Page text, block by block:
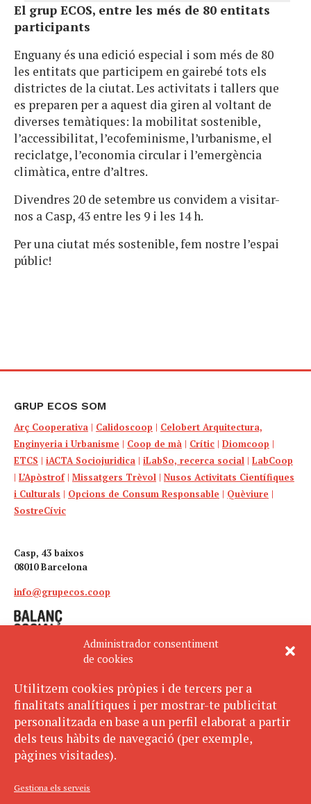
Administrador consentiment
de cookies
Utilitzem cookies pròpies i de tercers per a
finalitats analítiques i per mostrar-te publicitat
personalitzada en base a un perfil elaborat a partir
dels teus hàbits de navegació (per exemple,
pàgines visitades).
Gestiona els serveis
El grup ECOS, entre les més de 80 entitats
participants
Enguany és una edició especial i som més de 80
les entitats que participem en gairebé tots els
districtes de la ciutat. Les activitats i tallers que
es preparen per a aquest dia giren al voltant de
diverses temàtiques: la mobilitat sostenible,
l’accessibilitat, l’ecofeminisme, l’urbanisme, el
reciclatge, l’economia circular i l’emergència
climàtica, entre d’altres.
Divendres 20 de setembre us convidem a visitar-
nos a Casp, 43 entre les 9 i les 14 h.
Per una ciutat més sostenible, fem nostre l’espai
públic!
GRUP ECOS SOM
Arç Cooperativa | Calidoscoop | Celobert Arquitectura,
Enginyeria i Urbanisme | Coop de mà | Crític | Diomcoop |
ETCS | iACTA Sociojuridica | iLabSo, recerca social | LabCoop
| L’Apòstrof| Missatgers Trèvol | Nusos Activitats Científiques
i Culturals | Opcions de Consum Responsable | Quèviure |
SostreCívic
Casp, 43 baixos
08010 Barcelona
info@grupecos.coop
Avís legal
Política de privacitat
Política de cookies
SUBSCRIU-TE
AL BUTLLETÍ